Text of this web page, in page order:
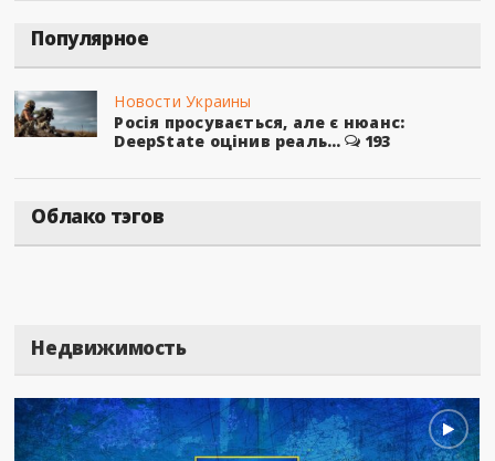
Популярное
Новости Украины
Росія просувається, але є нюанс:
DeepState оцінив реаль...
193
Облако тэгов
Недвижимость